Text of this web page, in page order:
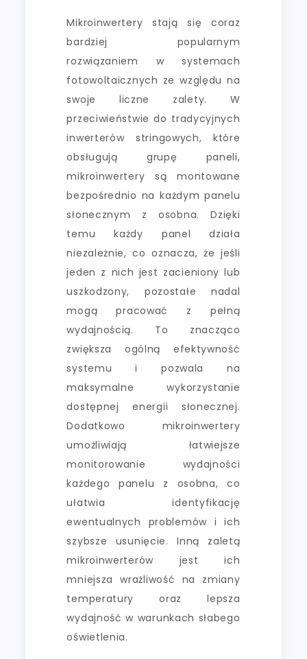
Mikroinwertery stają się coraz
bardziej popularnym
rozwiązaniem w systemach
fotowoltaicznych ze względu na
swoje liczne zalety. W
przeciwieństwie do tradycyjnych
inwerterów stringowych, które
obsługują grupę paneli,
mikroinwertery są montowane
bezpośrednio na każdym panelu
słonecznym z osobna. Dzięki
temu każdy panel działa
niezależnie, co oznacza, że jeśli
jeden z nich jest zacieniony lub
uszkodzony, pozostałe nadal
mogą pracować z pełną
wydajnością. To znacząco
zwiększa ogólną efektywność
systemu i pozwala na
maksymalne wykorzystanie
dostępnej energii słonecznej.
Dodatkowo mikroinwertery
umożliwiają łatwiejsze
monitorowanie wydajności
każdego panelu z osobna, co
ułatwia identyfikację
ewentualnych problemów i ich
szybsze usunięcie. Inną zaletą
mikroinwerterów jest ich
mniejsza wrażliwość na zmiany
temperatury oraz lepsza
wydajność w warunkach słabego
oświetlenia.